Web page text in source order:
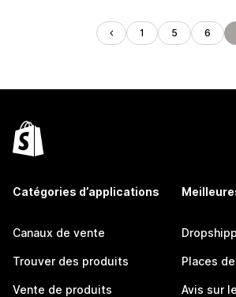
1 5 6
Catégories d’applications
Canaux de vente
Trouver des produits
Vente de produits
Places
Avis sur